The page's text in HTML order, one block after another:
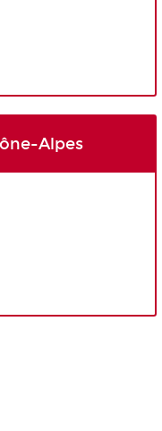
Alpes